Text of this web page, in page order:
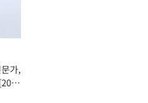
가,